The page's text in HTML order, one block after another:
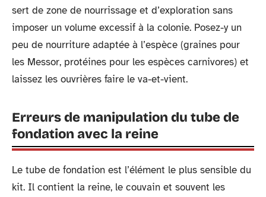
sert de zone de nourrissage et d’exploration sans
imposer un volume excessif à la colonie. Posez-y un
peu de nourriture adaptée à l’espèce (graines pour
les Messor, protéines pour les espèces carnivores) et
laissez les ouvrières faire le va-et-vient.
Erreurs de manipulation du tube de
fondation avec la reine
Le tube de fondation est l’élément le plus sensible du
kit. Il contient la reine, le couvain et souvent les